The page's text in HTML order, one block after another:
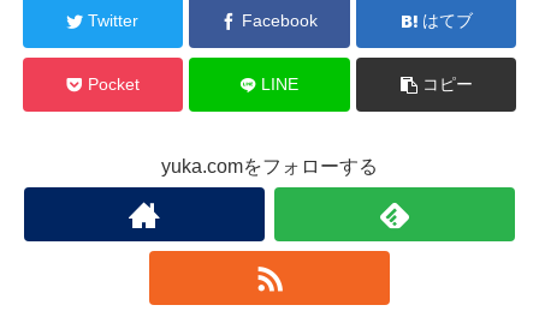
Twitter Facebook はてブ
Pocket LINE コピー
yuka.comをフォローする